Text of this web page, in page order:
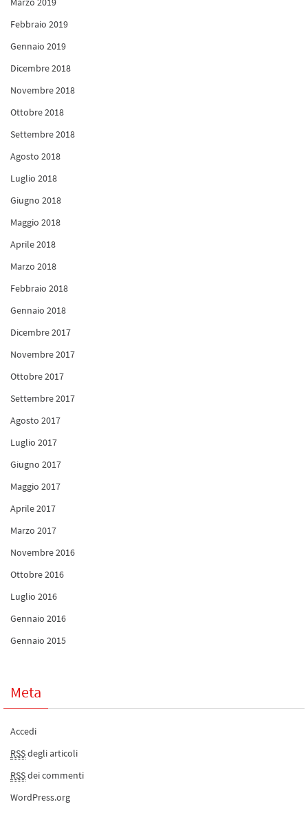
Febbraio 2019
Gennaio 2019
Dicembre 2018
Novembre 2018
Ottobre 2018
Settembre 2018
Agosto 2018
Luglio 2018
Giugno 2018
Maggio 2018
Aprile 2018
Marzo 2018
Febbraio 2018
Gennaio 2018
Dicembre 2017
Novembre 2017
Ottobre 2017
Settembre 2017
Agosto 2017
Luglio 2017
Giugno 2017
Maggio 2017
Aprile 2017
Marzo 2017
Novembre 2016
Ottobre 2016
Luglio 2016
Gennaio 2016
Gennaio 2015
Meta
Accedi
RSSdegli articoli
RSSdei commenti
WordPress.org